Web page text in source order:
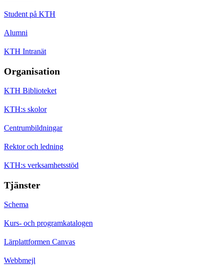
Student på KTH
Alumni
KTH Intranät
Organisation
KTH Biblioteket
KTH:s skolor
Centrumbildningar
Rektor och ledning
KTH:s verksamhetsstöd
Tjänster
Schema
Kurs- och programkatalogen
Lärplattformen Canvas
Webbmejl